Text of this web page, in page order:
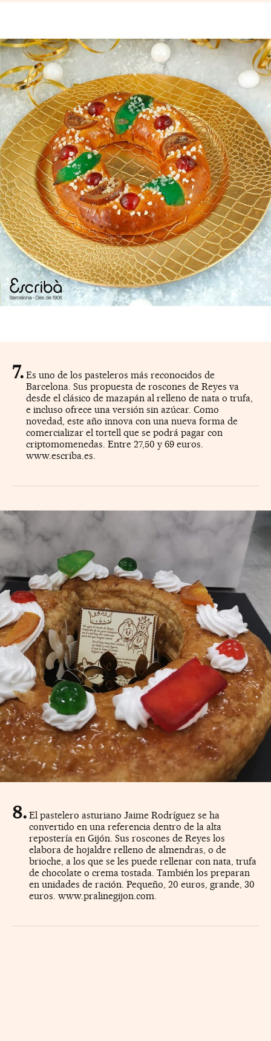
Es uno de los pasteleros más reconocidos de
Barcelona. Sus propuesta de roscones de Reyes va
desde el clásico de mazapán al relleno de nata o trufa,
e incluso ofrece una versión sin azúcar. Como
novedad, este año innova con una nueva forma de
comercializar el tortell que se podrá pagar con
criptomomenedas. Entre 27,50 y 69 euros.
www.escriba.es.
El pastelero asturiano Jaime Rodríguez se ha
convertido en una referencia dentro de la alta
repostería en Gijón. Sus roscones de Reyes los
elabora de hojaldre relleno de almendras, o de
brioche, a los que se les puede rellenar con nata, trufa
de chocolate o crema tostada. También los preparan
en unidades de ración. Pequeño, 20 euros, grande, 30
euros. www.pralinegijon.com.